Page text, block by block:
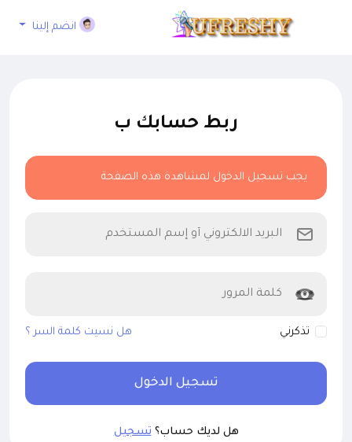
انضم إلينا
ربط حسابك ب
يجب تسجيل الدخول لمشاهدة هذه الصفحة
تذكرني هل نسيت كلمة السر ؟
تسجيل الدخول
هل لديك حساب؟تسجيل